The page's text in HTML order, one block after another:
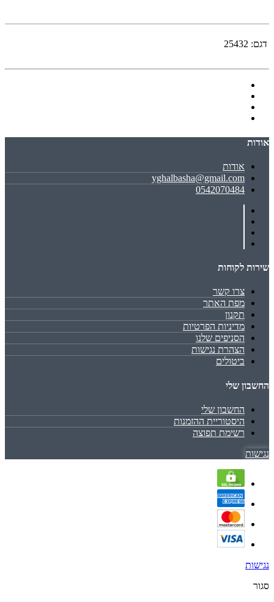
דגם: 25432
אודות
אודות
yghalbasha@gmail.com
0542070484
שירות לקוחות
צרו קשר
מפת האתר
תקנון
מדיניות הפרטיות
הסניפים שלנו
הצהרת נגישות
ביטולים
החשבון שלי
החשבון שלי
היסטוריית ההזמנות
רשימת תפוצה
נגישות
נגישות
סגור